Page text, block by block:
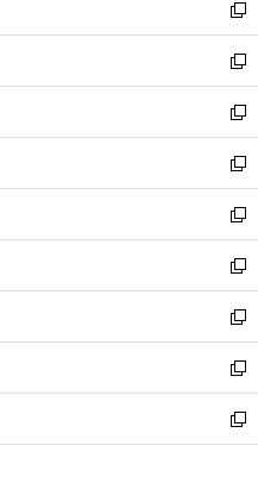
ィ
ン
ド
ウ
で
開
く
い
ウ
ィ
ン
ド
ウ
で
開
く
新
し
い
ウ
ィ
ン
ド
ウ
で
開
く
新
し
い
ウ
ィ
ン
ド
ウ
で
開
く
新
し
い
ウ
ィ
ン
ド
ウ
で
開
く
新
し
い
ウ
ィ
ン
ド
ウ
で
開
く
新
し
い
ウ
ィ
ン
ド
ウ
で
開
新
し
い
ウ
ィ
ン
ド
ウ
新
し
い
ウ
ィ
ン
新
し
い
ウ
新
し